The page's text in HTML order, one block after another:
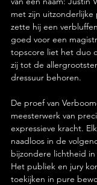
met zijn uitzonderlijke
zette hij een
goed voor een
topscore liet het duo
zij tot de
dressuur behoren.
De proef van
meesterwerk van
expressieve kracht.
naadloos in de
bijzondere lichtheid
Het publiek en jury
toekijken in pure